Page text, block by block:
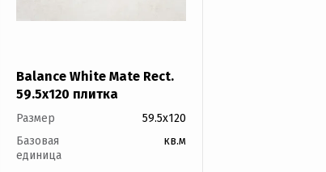
Balance White Mate Rect.
59.5x120 плитка
Размер
59.5x120
Базовая
единица
кв.м